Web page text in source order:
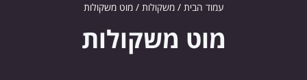
עמוד הבית /משקולות / מוט משקולות
מוט משקולות